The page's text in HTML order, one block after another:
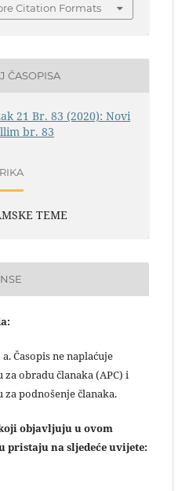
Citation Formats
ČASOPISA
21 Br. 83 (2020): Novi
br. 83
TEME
ne naplaćuje
za obradu članaka (APC) i
za podnošenje članaka.
objavljuju u ovom
pristaju na sljedeće uvijete: